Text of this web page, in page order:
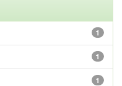
1
1
1